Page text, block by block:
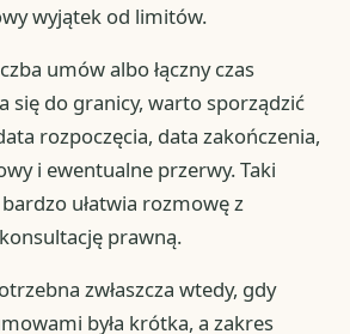
wyjątek od limitów.
umów albo łączny czas
się do granicy, warto sporządzić
rozpoczęcia, data zakończenia,
i ewentualne przerwy. Taki
ułatwia rozmowę z
prawną.
zwłaszcza wtedy, gdy
była krótka, a zakres